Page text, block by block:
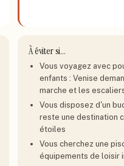
À éviter si…
Vous voyagez avec
enfants : Venise
marche et les
Vous disposez d'un
reste une destination
étoiles
Vous cherchez une
équipements de loisir